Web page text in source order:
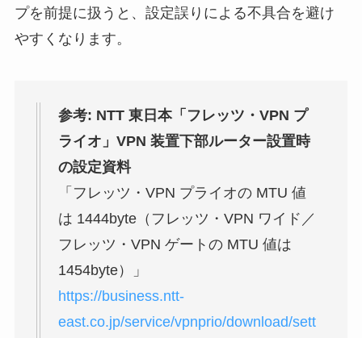
プを前提に扱うと、設定誤りによる不具合を避け
やすくなります。
参考: NTT 東日本「フレッツ・VPN プ
ライオ」VPN 装置下部ルーター設置時
の設定資料
「フレッツ・VPN プライオの MTU 値
は 1444byte（フレッツ・VPN ワイド／
フレッツ・VPN ゲートの MTU 値は
1454byte）」
https://business.ntt-
east.co.jp/service/vpnprio/download/sett